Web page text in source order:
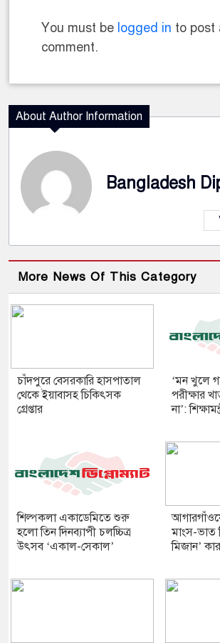
You must be logged in to post
comment.
About Author Information
Bangladesh
More News Of This Category
চাঁদপুরে বেসরকারি হাসপাতাল
থেকে ইয়াবাসহ চিকিৎসক
গ্রেপ্তার
‘মন খুলে
পরীক্ষার
না’:
শিল্পকলা একাডেমিতে শুরু
হলো তিন দিনব্যাপী চলচ্চিত্র
উৎসব ‘একাল-সেকাল’
মাংস-ভাত
মিজান’